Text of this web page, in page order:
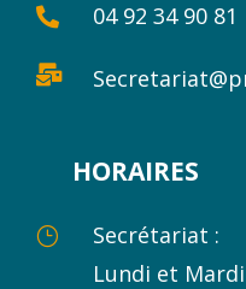
 04 92 34 90 81

HORAIRES
}
Secrétariat :
Lundi et